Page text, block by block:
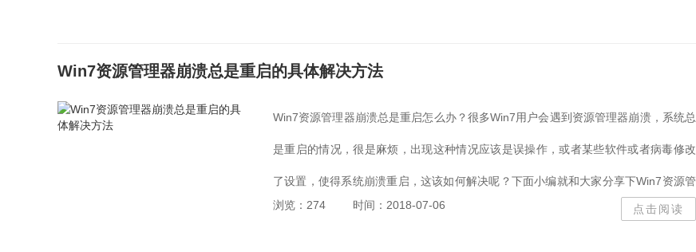
Win7资源管理器崩溃总是重启的具体解决方法
Win7资源管理器崩溃总是重启怎么办？很多Win7用户会遇到资源管理器崩溃，系统总
是重启的情况，很是麻烦，出现这种情况应该是误操作，或者某些软件或者病毒修改
了设置，使得系统崩溃重启，这该如何解决呢？下面小编就和大家分享下Win7资源管
理器崩溃总是重启的具体解决方...
浏览：274 时间：2018-07-06 点击阅读